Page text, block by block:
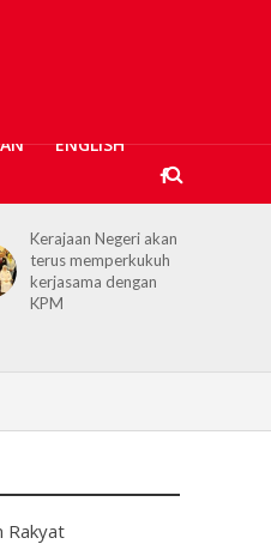
ENGLISH
Projek Empangan Air
Tawau capai 74.04
peratus, bakal atasi
krisis air
Rakyat